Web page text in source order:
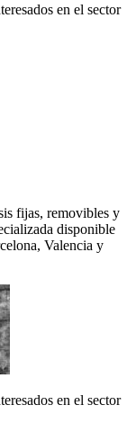
en el sector
fijas, removibles y
disponible
Valencia y
en el sector